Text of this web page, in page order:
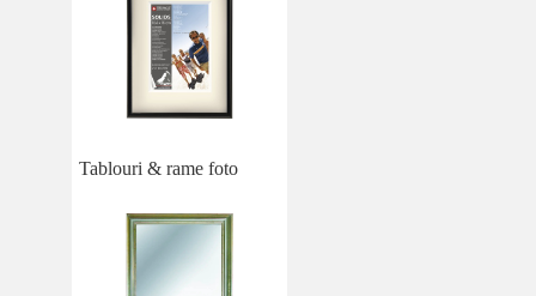
Tablouri & rame foto